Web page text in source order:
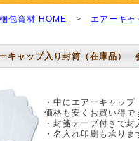
包資材 HOME > エアーキャ
キャップ入り封筒（在庫品）
・中にエアーキャッ
価格も安くお買い得で
・封箋テープ付きで封
・名入れ印刷も承りま